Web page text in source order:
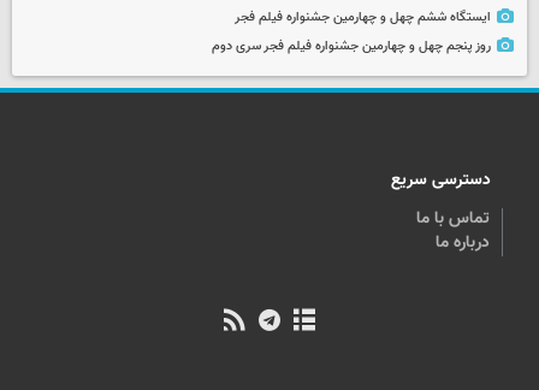
ایستگاه ششم چهل و چهارمین جشنواره فیلم فجر
روز پنجم چهل و چهارمین جشنواره فیلم فجر سری دوم
دسترسی سریع
تماس با ما
درباره ما